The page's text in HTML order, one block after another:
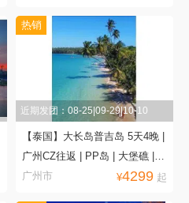
热销
近期发团：08-25|09-29|10-10
【泰国】大长岛普吉岛 5天4晚 |
广州CZ往返 | PP岛 | 大堡礁 |
神仙半岛 | 浮潜 | 普吉老街 | 三
广州市 ¥4299起